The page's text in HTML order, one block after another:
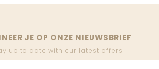
JE OP ONZE NIEUWSBRIEF
up to date with our latest offers